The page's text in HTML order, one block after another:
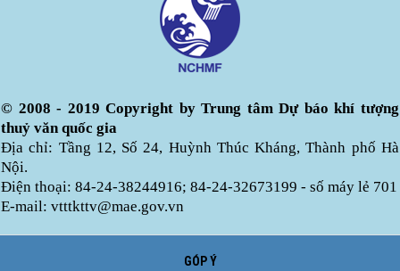
© 2008 - 2019 Copyright by Trung tâm Dự báo khí tượng
thuỷ văn quốc gia
Địa chỉ: Tầng 12, Số 24, Huỳnh Thúc Kháng, Thành phố Hà
Nội.
Điện thoại: 84-24-38244916; 84-24-32673199 - số máy lẻ 701
E-mail: vtttkttv@mae.gov.vn
GÓP Ý